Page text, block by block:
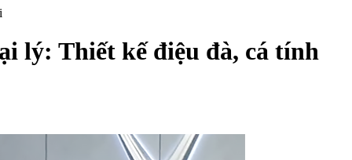
lý: Thiết kế điệu đà, cá tính